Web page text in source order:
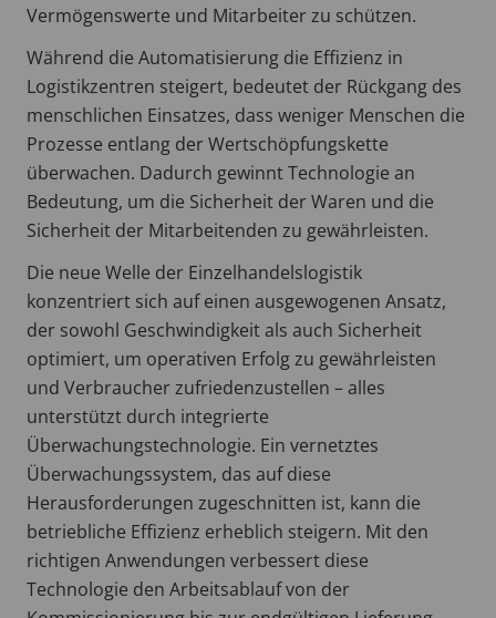
Vermögenswerte und Mitarbeiter zu schützen.
Während die Automatisierung die Effizienz in
Logistikzentren steigert, bedeutet der Rückgang des
menschlichen Einsatzes, dass weniger Menschen die
Prozesse entlang der Wertschöpfungskette
überwachen. Dadurch gewinnt Technologie an
Bedeutung, um die Sicherheit der Waren und die
Sicherheit der Mitarbeitenden zu gewährleisten.
Die neue Welle der Einzelhandelslogistik
konzentriert sich auf einen ausgewogenen Ansatz,
der sowohl Geschwindigkeit als auch Sicherheit
optimiert, um operativen Erfolg zu gewährleisten
und Verbraucher zufriedenzustellen – alles
unterstützt durch integrierte
Überwachungstechnologie. Ein vernetztes
Überwachungssystem, das auf diese
Herausforderungen zugeschnitten ist, kann die
betriebliche Effizienz erheblich steigern. Mit den
richtigen Anwendungen verbessert diese
Technologie den Arbeitsablauf von der